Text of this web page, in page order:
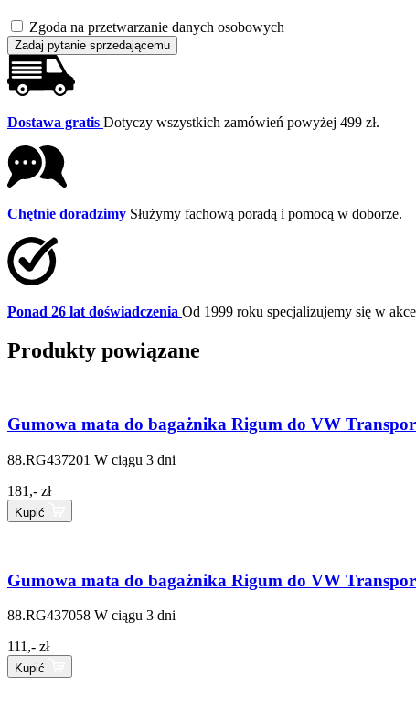
Zgoda na przetwarzanie danych osobowych
Zadaj pytanie sprzedającemu
Dostawa gratis Dotyczy wszystkich zamówień powyżej 499 zł.
Chętnie doradzimy Służymy fachową poradą i pomocą w doborze.
Ponad 26 lat doświadczenia Od 1999 roku specjalizujemy się w
Produkty powiązane
Gumowa mata do bagażnika Rigum do VW
88.RG437201 W ciągu 3 dni
181,- zł
Kupić
Gumowa mata do bagażnika Rigum do VW
88.RG437058 W ciągu 3 dni
111,- zł
Kupić